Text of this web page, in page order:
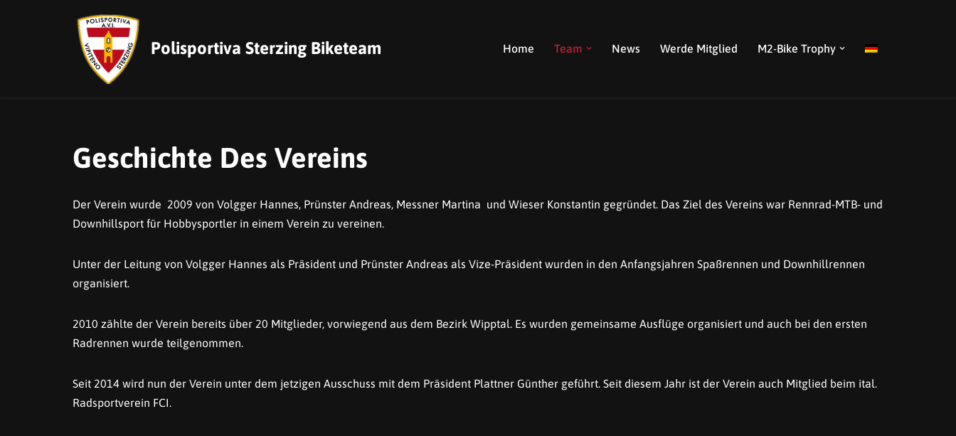
Polisportiva Sterzing Biketeam Home Team News Werde Mitglied M2-Bike Trophy
Geschichte Des Vereins
Der Verein wurde 2009 von Volgger Hannes, Prünster Andreas, Messner Martina und Wieser Konstantin gegründet. Das Ziel des Vereins war Rennrad-MTB- und
Downhillsport für Hobbysportler in einem Verein zu vereinen.
Unter der Leitung von Volgger Hannes als Präsident und Prünster Andreas als Vize-Präsident wurden in den Anfangsjahren Spaßrennen und Downhillrennen
organisiert.
2010 zählte der Verein bereits über 20 Mitglieder, vorwiegend aus dem Bezirk Wipptal. Es wurden gemeinsame Ausflüge organisiert und auch bei den ersten
Radrennen wurde teilgenommen.
Seit 2014 wird nun der Verein unter dem jetzigen Ausschuss mit dem Präsident Plattner Günther geführt. Seit diesem Jahr ist der Verein auch Mitglied beim ital.
Radsportverein FCI.